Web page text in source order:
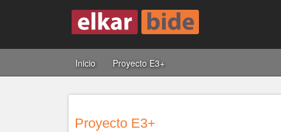
Inicio Proyecto E3+
Proyecto E3+